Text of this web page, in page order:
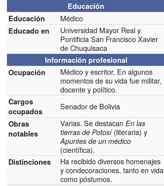
Educación
Educación
Médico
Educado en
Universidad Mayor Real y
Pontificia San Francisco Xavier
de Chuquisaca
Información profesional
Ocupación
Médico y escritor. En algunos
momentos de su vida fue militar,
docente y político.
Cargos
ocupados
Senador de Bolivia
Obras
notables
Varias. Se destacanEn las
tierras de Potosí(literaria) y
Apuntes de un médico
(científica).
Distinciones
Ha recibido diversos homenajes
y condecoraciones, tanto en vida
como póstumos.